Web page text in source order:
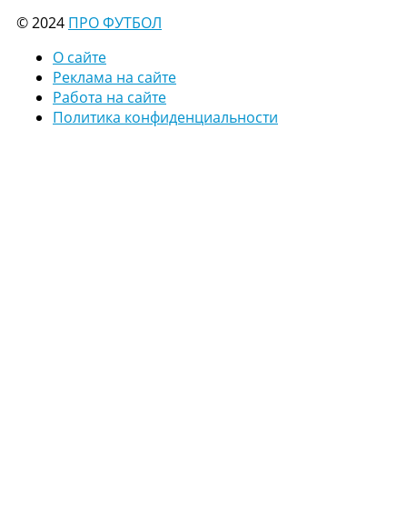
© 2024 ПРО ФУТБОЛ
О сайте
Реклама на сайте
Работа на сайте
Политика конфиденциальности